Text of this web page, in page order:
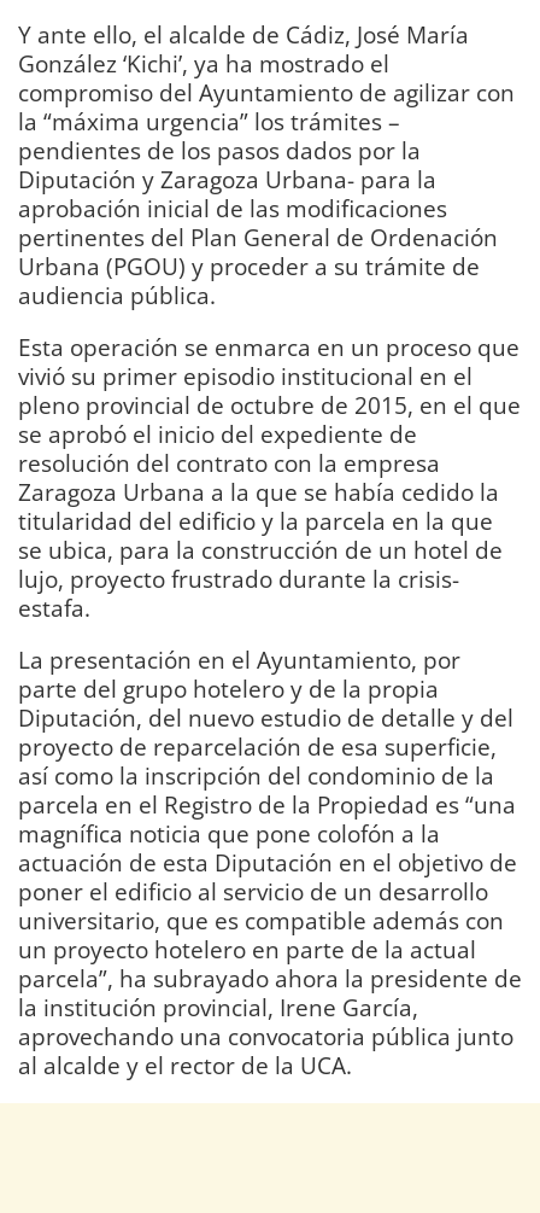
Y ante ello, el alcalde de Cádiz, José María
González ‘Kichi’, ya ha mostrado el
compromiso del Ayuntamiento de agilizar con
la “máxima urgencia” los trámites –
pendientes de los pasos dados por la
Diputación y Zaragoza Urbana- para la
aprobación inicial de las modificaciones
pertinentes del Plan General de Ordenación
Urbana (PGOU) y proceder a su trámite de
audiencia pública.
Esta operación se enmarca en un proceso que
vivió su primer episodio institucional en el
pleno provincial de octubre de 2015, en el que
se aprobó el inicio del expediente de
resolución del contrato con la empresa
Zaragoza Urbana a la que se había cedido la
titularidad del edificio y la parcela en la que
se ubica, para la construcción de un hotel de
lujo, proyecto frustrado durante la crisis-
estafa.
La presentación en el Ayuntamiento, por
parte del grupo hotelero y de la propia
Diputación, del nuevo estudio de detalle y del
proyecto de reparcelación de esa superficie,
así como la inscripción del condominio de la
parcela en el Registro de la Propiedad es “una
magnífica noticia que pone colofón a la
actuación de esta Diputación en el objetivo de
poner el edificio al servicio de un desarrollo
universitario, que es compatible además con
un proyecto hotelero en parte de la actual
parcela”, ha subrayado ahora la presidente de
la institución provincial, Irene García,
aprovechando una convocatoria pública junto
al alcalde y el rector de la UCA.